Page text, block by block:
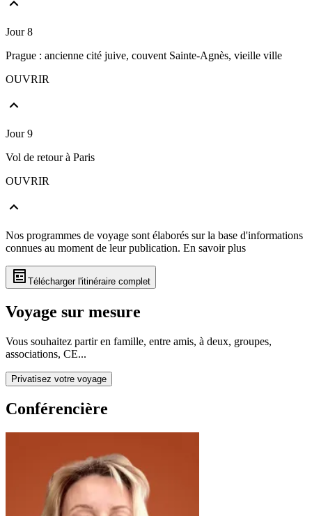
Jour 8
Prague : ancienne cité juive, couvent Sainte-Agnès, vieille ville
OUVRIR
Jour 9
Vol de retour à Paris
OUVRIR
Nos programmes de voyage sont élaborés sur la base d'informations
connues au moment de leur publication. En savoir plus
Télécharger l'itinéraire complet
Voyage sur mesure
Vous souhaitez partir en famille, entre amis, à deux, groupes,
associations, CE...
Privatisez votre voyage
Conférencière